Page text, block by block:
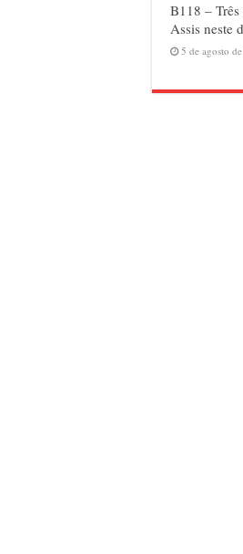
B118 –
Assis neste
5 de agosto